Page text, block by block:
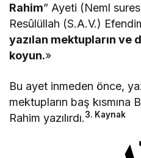
Rahim” Ayeti (Neml
Resûlüllah (S.A.V.)
yazılan mektupların ve
koyun.»
Bu ayet inmeden önce,
mektupların baş kısmına
Rahim yazılırdı.3. Kaynak